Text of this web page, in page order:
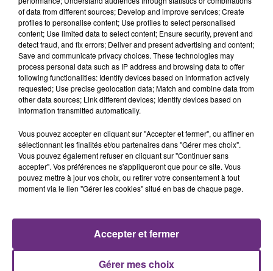
L'INSPECTION DU TRAVAIL RAPPELLE À
L'ORDRE SUR LES CONDITIONS DE...
Alors que les dates de début des vendange 2026
s'est avéré être plus précoce que prévu,
les conditions de...
TITRES DIFFUSÉS
8h51
8h51 8h47
8h47
of data from different sources; Develop and improve services; Create
profiles to personalise content; Use profiles to select personalised
content; Use limited data to select content; Ensure security, prevent and
detect fraud, and fix errors; Deliver and present advertising and content;
Save and communicate privacy choices. These technologies may
process personal data such as IP address and browsing data to offer
following functionalities: Identify devices based on information actively
requested; Use precise geolocation data; Match and combine data from
other data sources; Link different devices; Identify devices based on
information transmitted automatically.
Vous pouvez accepter en cliquant sur "Accepter et fermer", ou affiner en
sélectionnant les finalités et/ou partenaires dans "Gérer mes choix".
Vous pouvez également refuser en cliquant sur "Continuer sans
accepter". Vos préférences ne s'appliqueront que pour ce site. Vous
pouvez mettre à jour vos choix, ou retirer votre consentement à tout
moment via le lien "Gérer les cookies" situé en bas de chaque page.
Gérer mes choix
Accepter et fermer